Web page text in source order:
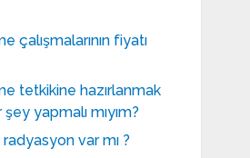
çalışmalarının fiyatı
tetkikine hazırlanmak
yapmalı mıyım?
var mı ?